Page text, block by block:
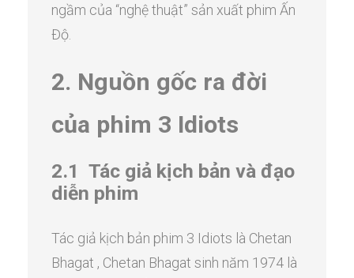
ngầm của “nghệ thuật” sản xuất phim Ấn
Độ.
2. Nguồn gốc ra đời
của phim 3 Idiots
2.1 Tác giả kịch bản và đạo
diễn phim
Tác giả kịch bản phim 3 Idiots là Chetan
Bhagat , Chetan Bhagat sinh năm 1974 là